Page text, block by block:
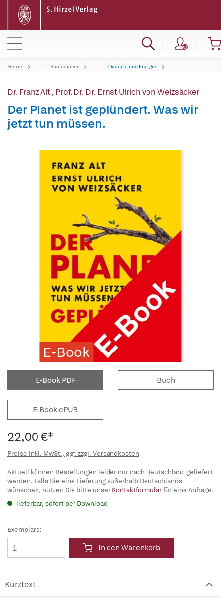
Home Sachbücher Ökologie und Energie
Dr. Franz Alt,Prof. Dr. Dr. Ernst Ulrich von Weizsäcker
Der Planet ist geplündert. Was wir
jetzt tun müssen.
E-Book
E-Book PDF Buch
E-Book ePUB
22,00 €*
Preise inkl. MwSt., ggf. zzgl. Versandkosten
Aktuell können Bestellungen leider nur nach Deutschland geliefert
werden. Falls Sie eine Lieferung außerhalb Deutschlands
wünschen, nutzen Sie bitte unser Kontaktformularfür eine Anfrage.
lieferbar, sofort per Download
Exemplare:
In den Warenkorb
Kurztext